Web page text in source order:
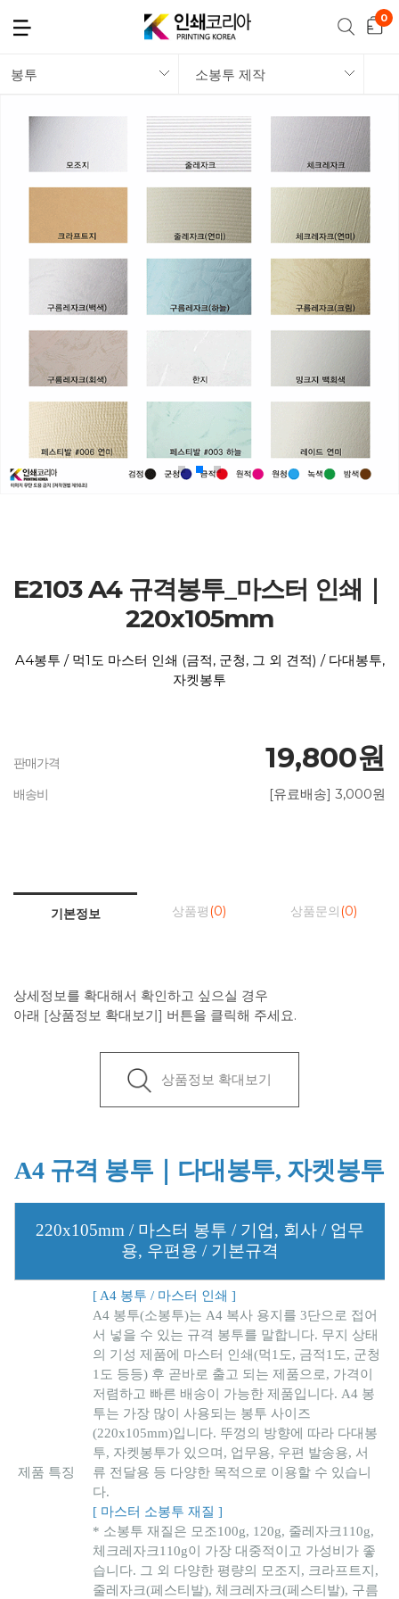
봉투 소봉투 제작
E2103 A4 규격봉투_마스터 인쇄｜
220x105mm
A4봉투 / 먹1도 마스터 인쇄 (금적, 군청, 그 외 견적) / 다대봉투,
자켓봉투
판매가격 19,800원
배송비 [유료배송] 3,000원
기본정보 상품평 (0) 상품문의 (0)
상세정보를 확대해서 확인하고 싶으실 경우
아래 [상품정보 확대보기] 버튼을 클릭해 주세요.
상품정보 확대보기
A4 규격 봉투｜다대봉투, 자켓봉투
220x105mm / 마스터 봉투 / 기업, 회사 / 업무
용, 우편용 / 기본규격
제품 특징
[ A4 봉투 / 마스터 인쇄 ]
A4 봉투(소봉투)는 A4 복사 용지를 3단으로 접어
서 넣을 수 있는 규격 봉투를 말합니다. 무지 상태
의 기성 제품에 마스터 인쇄(먹1도, 금적1도, 군청
1도 등등) 후 곧바로 출고 되는 제품으로, 가격이
저렴하고 빠른 배송이 가능한 제품입니다. A4 봉
투는 가장 많이 사용되는 봉투 사이즈
(220x105mm)입니다. 뚜껑의 방향에 따라 다대봉
투, 자켓봉투가 있으며, 업무용, 우편 발송용, 서
류 전달용 등 다양한 목적으로 이용할 수 있습니
다.
[ 마스터 소봉투 재질 ]
* 소봉투 재질은 모조100g, 120g, 줄레자크110g,
체크레자크110g이 가장 대중적이고 가성비가 좋
습니다. 그 외 다양한 평량의 모조지, 크라프트지,
줄레자크(페스티발), 체크레자크(페스티발), 구름